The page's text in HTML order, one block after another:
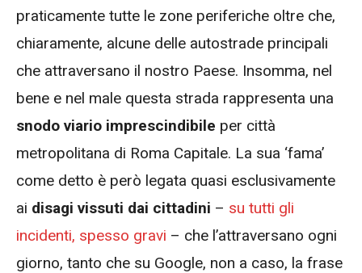
praticamente tutte le zone periferiche oltre che,
chiaramente, alcune delle autostrade principali
che attraversano il nostro Paese. Insomma, nel
bene e nel male questa strada rappresenta una
snodo viario imprescindibile per città
metropolitana di Roma Capitale. La sua ‘fama’
come detto è però legata quasi esclusivamente
ai disagi vissuti dai cittadini – su tutti gli
incidenti, spesso gravi – che l’attraversano ogni
giorno, tanto che su Google, non a caso, la frase